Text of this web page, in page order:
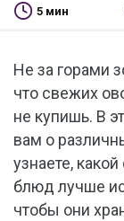
5 мин
Не за горами
что свежих
не купишь. В
вам о
узнаете,
блюд лучше
чтобы они